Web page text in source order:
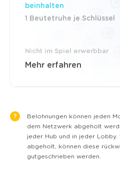
beinhalten
1 Beutetruhe je Schlüssel
Nicht im Spiel erwerbbar
Mehr erfahren
?
Belohnungen können jeden
dem Netzwerk abgeholt
jeder Hub und in jeder Lobby.
abgeholt, können diese
gutgeschrieben werden.